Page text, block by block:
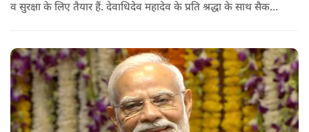
व सुरक्षा के लिए तैयार हैं. देवाधिदेव महादेव के प्रति श्रद्धा के साथ सैकड़ों
पात, क्षेत्र व प्रांत की सीमाओं से ऊपर उठकर उनकी हर श्वांस शिव के नाम
है.